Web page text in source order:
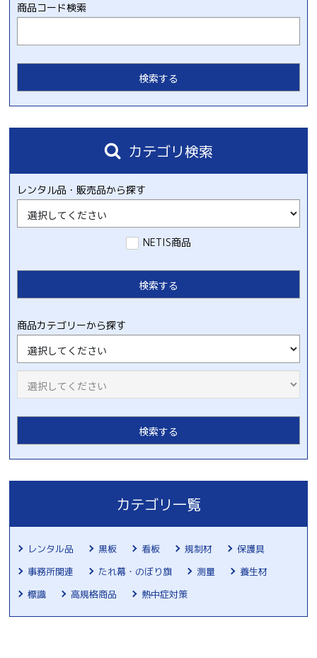
商品コード検索
カテゴリ検索
レンタル品・販売品から探す
NETIS商品
商品カテゴリーから探す
カテゴリ一覧
レンタル品 黒板 看板 規制材
保護具
事務所関連
たれ幕・のぼり旗 測量
養生材
標識
高規格商品 熱中症対策